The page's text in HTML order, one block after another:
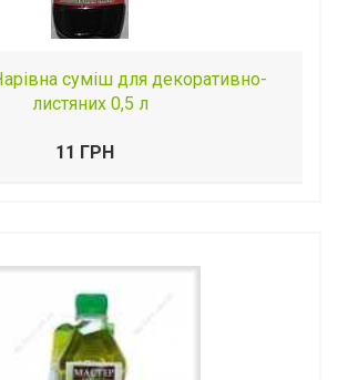
суміш для декоративно-
листяних 0,5 л
11 ГРН